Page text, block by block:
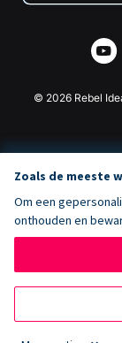
Affiliate
Webflow
Joomla Donatie
© 2026 Rebel
Zoals de meeste
Om een
onthouden en